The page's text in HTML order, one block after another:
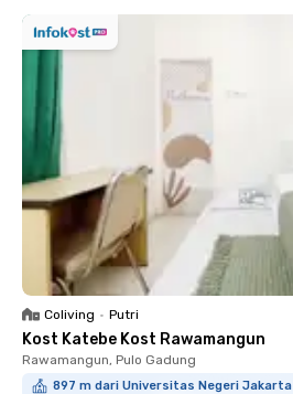
Coliving • Putri
Kost Katebe Kost Rawamangun
Rawamangun, Pulo Gadung
897 m dari Universitas Negeri Jakarta